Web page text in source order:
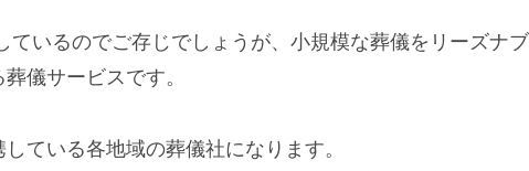
いるのでご存じでしょうが、小規模な葬儀をリーズナブ
儀サービスです。
ている各地域の葬儀社になります。